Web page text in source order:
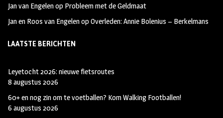
Jan van Engelenop Probleem met de Geldmaat
Jan en Roos van EngelenopOverleden: Annie Bolenius – Berkelmans
LAATSTE BERICHTEN
Leyetocht 2026: nieuwe fietsroutes
8 augustus 2026
60+ en nog zin om te voetballen? Kom Walking Footballen!
6 augustus 2026